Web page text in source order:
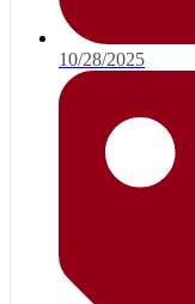
10/28/2025